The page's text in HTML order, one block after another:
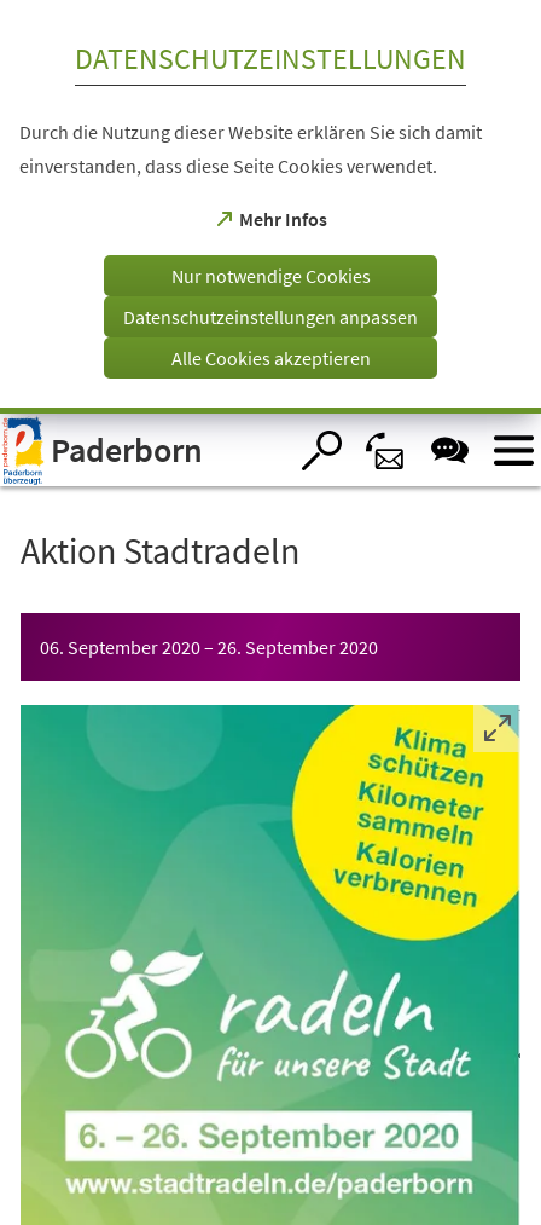
Visuelle
Assistenzsoftware
öffnen.
DATENSCHUTZEINSTELLUNGEN
Durch die Nutzung dieser Website erklären Sie sich damit
einverstanden, dass diese Seite Cookies verwendet.
Mehr Infos
(Öffnet
einem
Tab)
Nur notwendige Cookies
Datenschutzeinstellungen anpassen
Alle Cookies akzeptieren
Paderborn
Aktion Stadtradeln
06. September 2020– 26. September 2020